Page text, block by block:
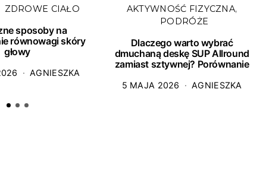
ZDROWE CIAŁO
sposoby na
równowagi skóry
głowy
AGNIESZKA
AKTYWNOŚĆ FIZYCZNA
PODRÓŻE
Dlaczego warto wybrać
dmuchaną deskę SUP Allround
zamiast sztywnej? Porównanie
5 MAJA 2026 AGNIESZKA